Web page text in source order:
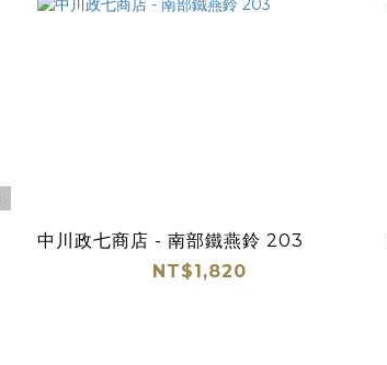
中川政七商店 - 南部鐵燕鈴 203
NT$1,820